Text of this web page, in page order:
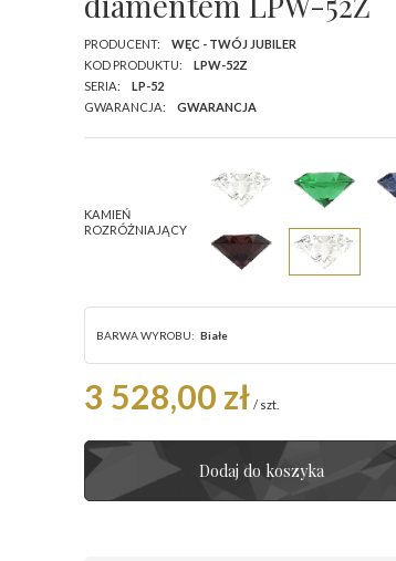
PRODUCENT:
WĘC - TWÓJ JUBILER
KOD PRODUKTU:
LPW-52Z
SERIA:
LP-52
GWARANCJA:
GWARANCJA
KAMIEŃ
ROZRÓŻNIAJĄCY
BARWA WYROBU: Białe
3 528,00 zł / szt.
Dodaj do koszyka